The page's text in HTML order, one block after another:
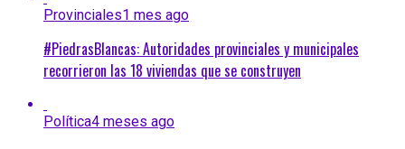
Provinciales1 mes ago
#PiedrasBlancas: Autoridades provinciales y municipales
recorrieron las 18 viviendas que se construyen
Política4 meses ago